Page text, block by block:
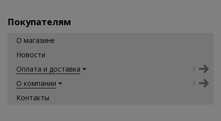
Покупателям
О магазине
Новости
Оплата и доставка
О компании
Контакты